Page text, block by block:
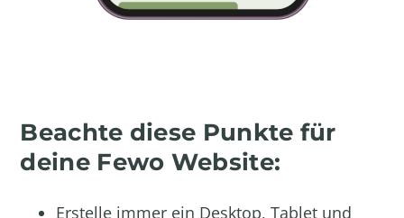
Beachte diese Punkte für
deine Fewo Website:
Erstelle immer ein Desktop, Tablet und